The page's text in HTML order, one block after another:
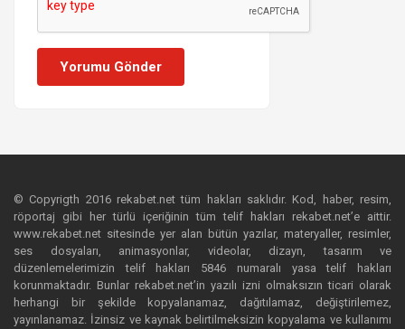
Yorumu Gönder
© Copyrigth 2016 rekabet.net tüm hakları saklıdır. Kod, haber, resim,
röportaj gibi her türlü içeriğinin tüm telif hakları rekabet.net’e aittir.
www.rekabet.net sitesinde yer alan bütün yazılar, materyaller, resimler,
ses dosyaları, animasyonlar, videolar, dizayn, tasarım ve
düzenlemelerimizin telif hakları 5846 numaralı yasa telif hakları
korunmaktadır. Bunlar rekabet.net’in yazılı izni olmaksızın ticari olarak
herhangi bir şekilde kopyalanamaz, dağıtılamaz, değiştirilemez,
yayınlanamaz. İzinsiz ve kaynak belirtilmeksizin kopyalama ve kullanımı